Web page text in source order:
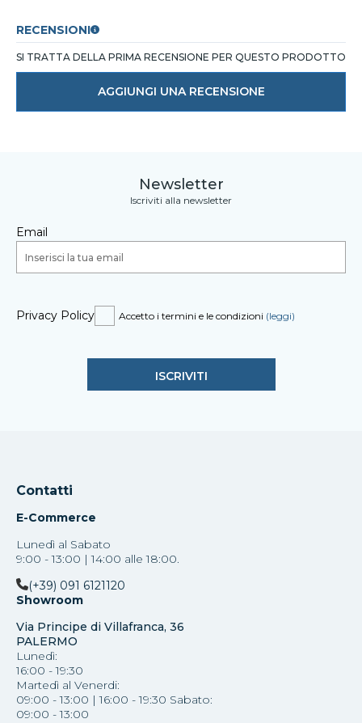
RECENSIONI
SI TRATTA DELLA PRIMA RECENSIONE PER QUESTO PRODOTTO
AGGIUNGI UNA RECENSIONE
Newsletter
Iscriviti alla newsletter
Email
Privacy Policy Accetto i termini e le condizioni (leggi)
Contatti
E-Commerce
Lunedì al Sabato
9:00 - 13:00 | 14:00 alle 18:00.
(+39) 091 6121120
Showroom
Via Principe di Villafranca, 36
PALERMO
Lunedì:
16:00 - 19:30
Martedì al Venerdi:
09:00 - 13:00 | 16:00 - 19:30 Sabato:
09:00 - 13:00